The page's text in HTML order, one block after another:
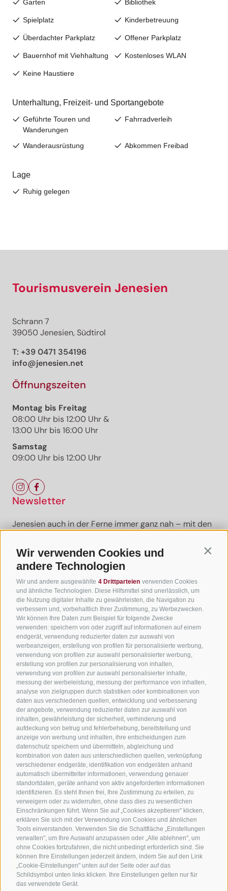
Wir verwenden Cookies und
andere Technologien
Wir und andere ausgewählte 4 Drittparteien verwenden Cookies
und ähnliche Technologien. Diese Hilfsmittel sind unerlässlich, um
die Nutzung digitaler Inhalte zu gewährleisten, die Navigation zu
verbessern und, vorbehaltlich Ihrer Zustimmung, zu Werbezwecken.
Wir können Ihre Daten zum Beispiel für folgende Zwecke
verwenden: speichern von oder zugriff auf informationen auf einem
endgerät, verwendung reduzierter daten zur auswahl von
werbeanzeigen, erstellung von profilen für personalisierte werbung,
verwendung von profilen zur auswahl personalisierter werbung,
erstellung von profilen zur personalisierung von inhalten,
verwendung von profilen zur auswahl personalisierter inhalte,
messung der werbeleistung, messung der performance von inhalten,
analyse von zielgruppen durch statistiken oder kombinationen von
daten aus verschiedenen quellen, entwicklung und verbesserung
der angebote, verwendung reduzierter daten zur auswahl von
inhalten, gewährleistung der sicherheit, verhinderung und
aufdeckung von betrug und fehlerbehebung, bereitstellung und
anzeige von werbung und inhalten, ihre entscheidungen zum
datenschutz speichern und übermitteln, abgleichung und
kombination von daten aus unterschiedlichen quellen, verknüpfung
verschiedener endgeräte, identifikation von endgeräten anhand
automatisch übermittelter informationen, verwendung genauer
standortdaten, geräte anhand von aktiv angeforderten informationen
identifizieren. Es steht Ihnen frei, Ihre Zustimmung zu erteilen, zu
verweigern oder zu widerrufen, ohne dass dies zu wesentlichen
Einschränkungen führt. Wenn Sie auf „Cookies akzeptieren" klicken,
erklären Sie sich mit der Verwendung von Cookies und ähnlichen
Tools einverstanden. Verwenden Sie die Schaltfläche „Einstellungen
verwalten", um Ihre Auswahl anzupassen oder „Alle ablehnen", um
ohne Cookies fortzufahren, die nicht unbedingt erforderlich sind. Sie
können Ihre Einstellungen jederzeit ändern, indem Sie auf den Link
„Cookie-Einstellungen" unten auf der Seite oder auf das
Schildsymbol unten links klicken. Ihre Einstellungen gelten nur für
das verwendete Gerät.
Tourismusverein Jenesien
Schrann 7
39050 Jenesien, Südtirol
T: +39 0471 354196
info@jenesien.net
Öffnungszeiten
Montag bis Freitag
08:00 Uhr bis 12:00 Uhr &
13:00 Uhr bis 16:00 Uhr
Samstag
09:00 Uhr bis 12:00 Uhr
Newsletter
Jenesien auch in der Ferne immer ganz nah – mit den
Ferienregion.
Newsletter anmelden
Nützliche Links
Alle Unterkünfte
Hotels in Jenesien
Camping in Jenesien
Ferienwohnungen in Jenesien
B&B - Gästezimmervermieter
Urlaub auf dem Bauernhof
Südtirol Apps für unterwegs
Jobs